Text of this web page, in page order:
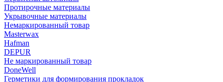
Протирочные материалы
Укрывочные материалы
Немаркированный товар
Masterwax
Hafman
DEPUR
Не маркированный товар
DoneWell
Герметики для формирования прокладок